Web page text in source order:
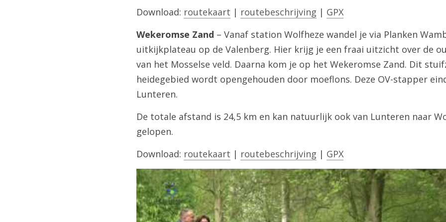
Download: routekaart | routebeschrijving | GPX
Wekeromse Zand – Vanaf station Wolfheze wandel je via Planken
uitkijkplateau op de Valenberg. Hier krijg je een fraai uitzicht over de
van het Mosselse veld. Daarna kom je op het Wekeromse Zand. Dit
heidegebied wordt opengehouden door moeflons. Deze OV-stapper
Lunteren.
De totale afstand is 24,5 km en kan natuurlijk ook van Lunteren naar
gelopen.
Download: routekaart | routebeschrijving | GPX